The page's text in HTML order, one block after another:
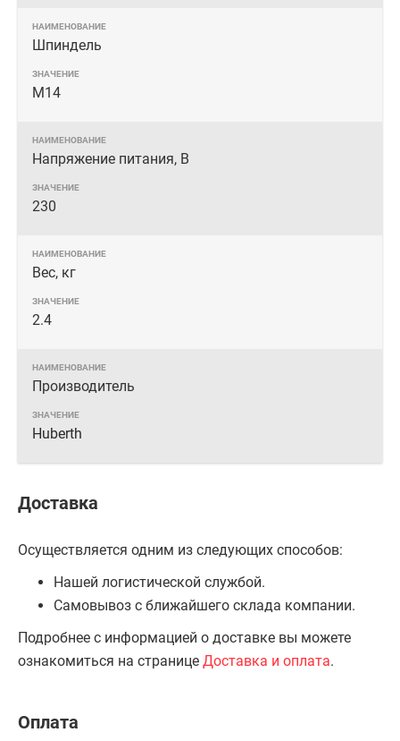
Шпиндель
M14
Напряжение питания, В
230
Вес, кг
2.4
Производитель
Huberth
Доставка
Осуществляется одним из следующих способов:
Нашей логистической службой.
Самовывоз с ближайшего склада компании.
Подробнее с информацией о доставке вы можете
ознакомиться на странице Доставка и оплата.
Оплата